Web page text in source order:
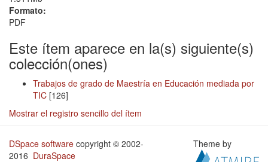
Formato:
PDF
Este ítem aparece en la(s) siguiente(s)
colección(ones)
Trabajos de grado de Maestría en Educación mediada por
TIC [126]
Mostrar el registro sencillo del ítem
DSpace software copyright © 2002-
2016 DuraSpace
Theme by